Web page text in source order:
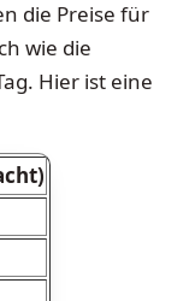
die Preise für
wie die
Hier ist eine